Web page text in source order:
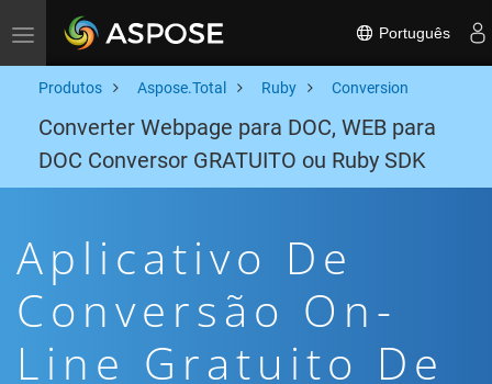
Toggle navigation Português
Produtos Aspose.Total Ruby Conversion
Converter Webpage para DOC, WEB para
DOC Conversor GRATUITO ou Ruby SDK
Aplicativo De
Conversão On-
Line Gratuito De